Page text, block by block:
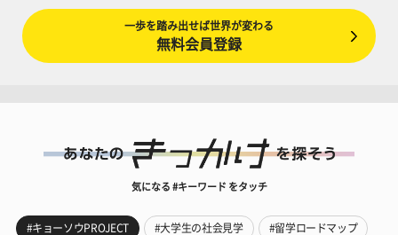
一歩を踏み出せば世界が変わる
無料会員登録
気になる #キーワード をタッチ
#キョーソウPROJECT #大学生の社会見学 #留学ロードマップ